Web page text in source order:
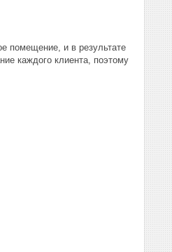
помещение, и в результате
каждого клиента, поэтому